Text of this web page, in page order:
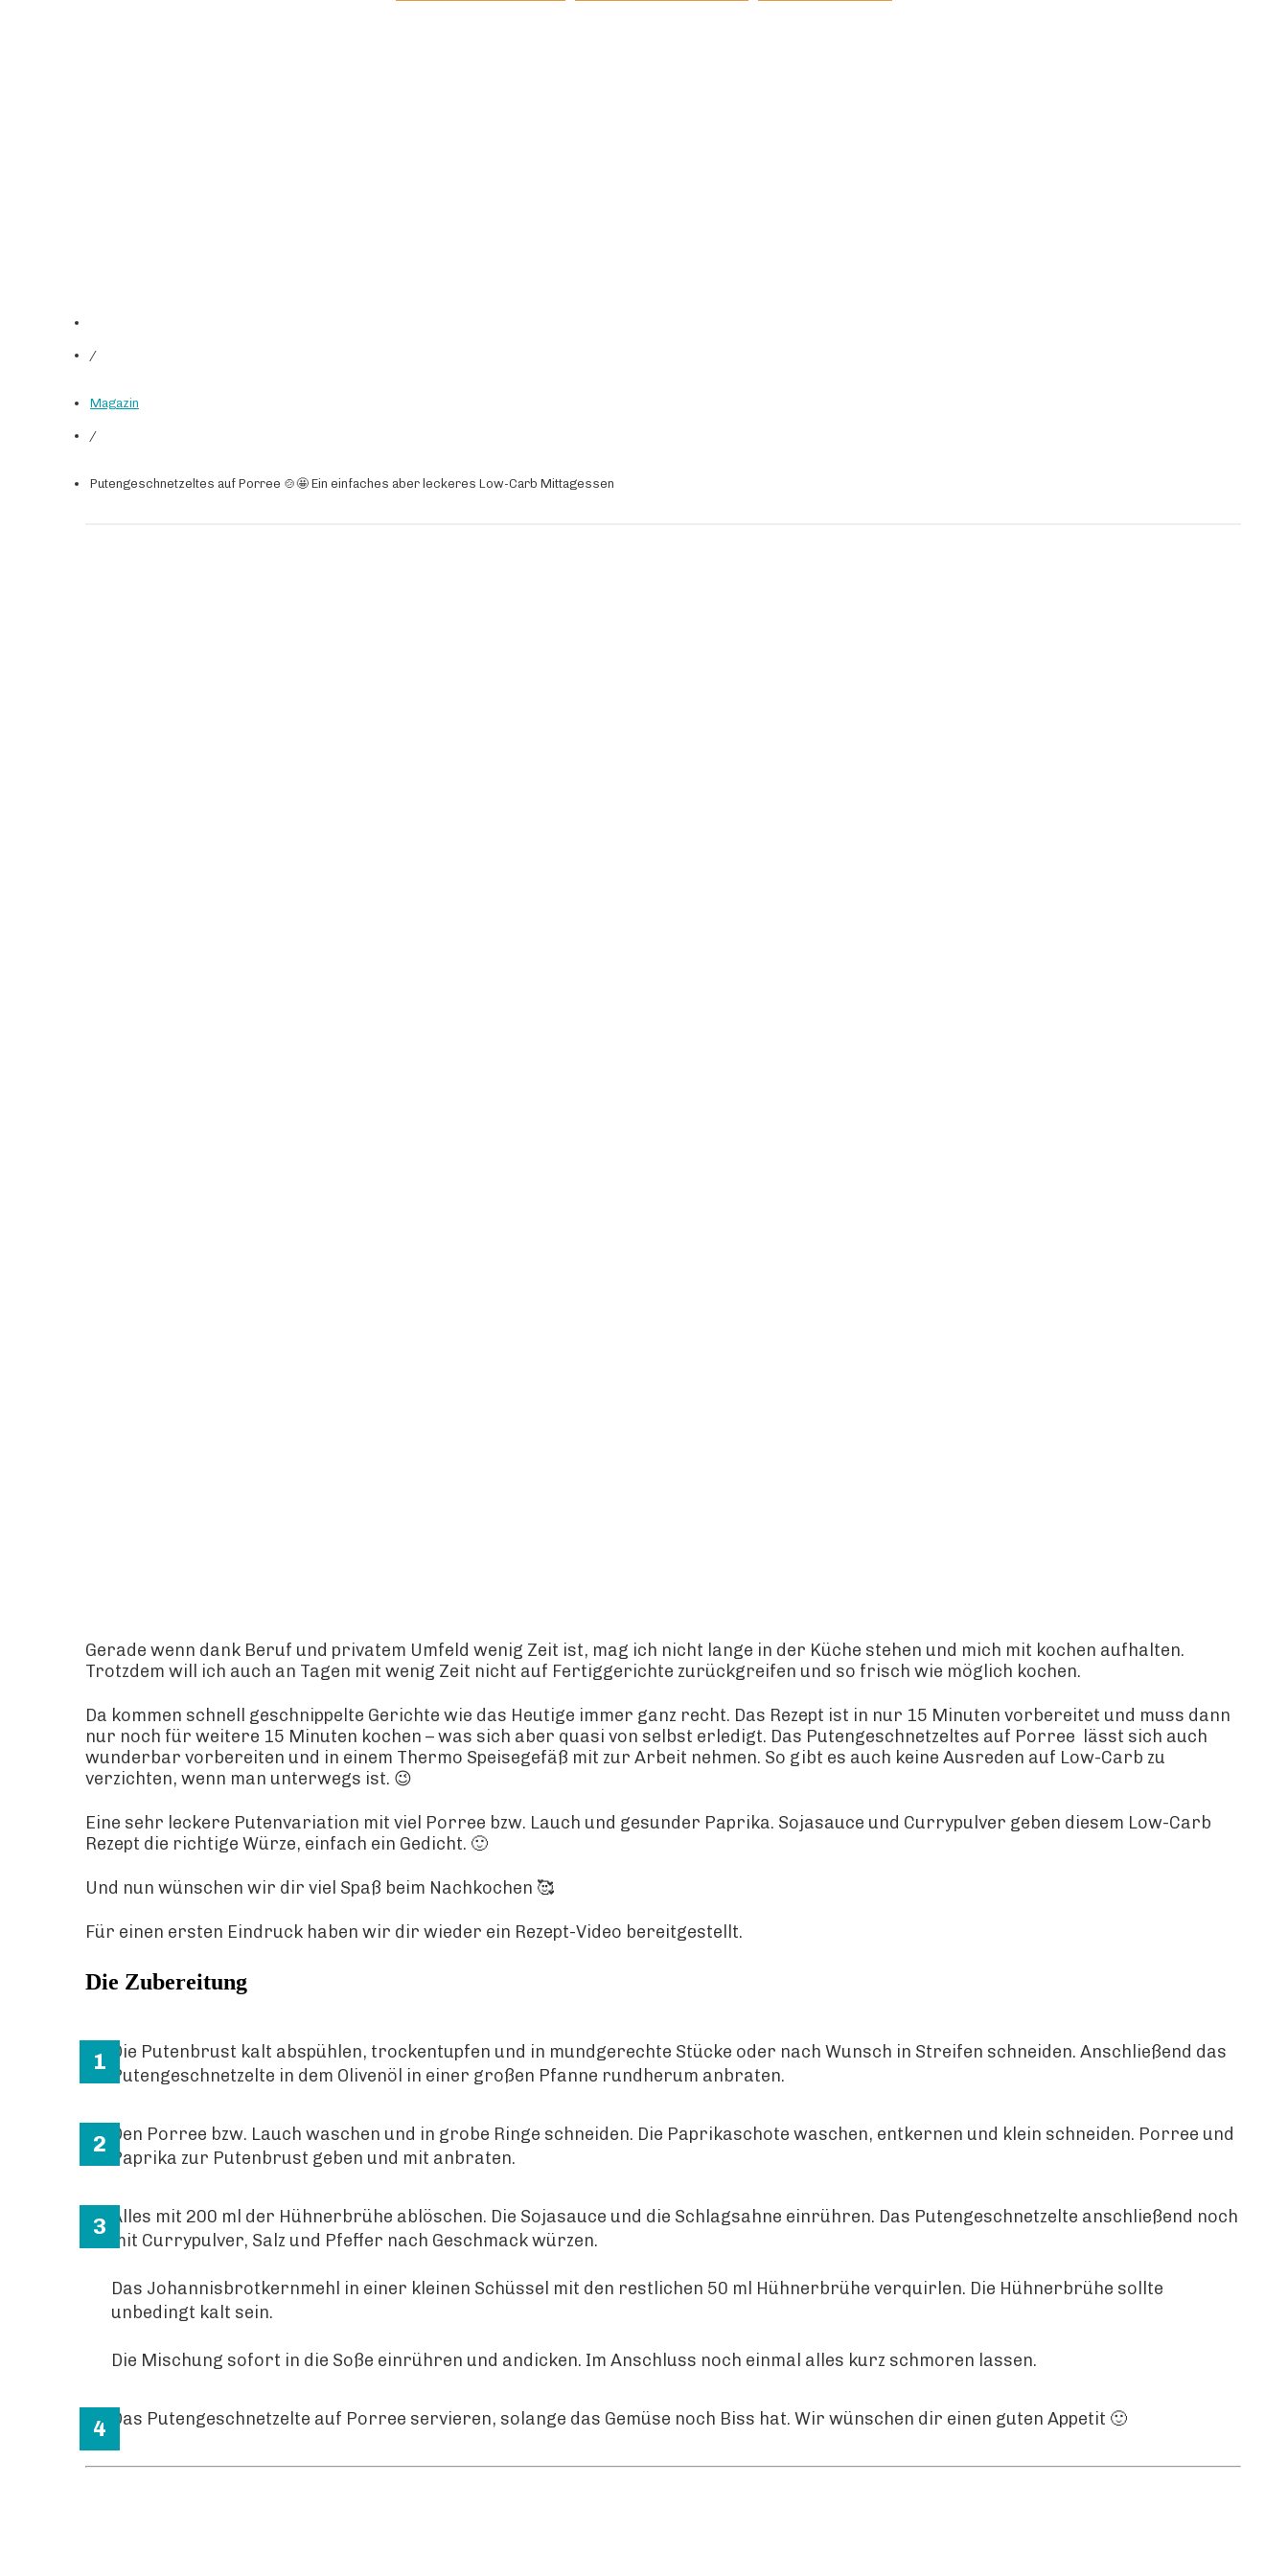
/
Magazin
/
Putengeschnetzeltes auf Porree 🍲🤩 Ein einfaches aber leckeres Low-Carb Mittagessen
Gerade wenn dank Beruf und privatem Umfeld wenig Zeit ist, mag ich nicht lange in der Küche stehen und mich mit kochen aufhalten.
Trotzdem will ich auch an Tagen mit wenig Zeit nicht auf Fertiggerichte zurückgreifen und so frisch wie möglich kochen.
Da kommen schnell geschnippelte Gerichte wie das Heutige immer ganz recht. Das Rezept ist in nur 15 Minuten vorbereitet und muss dann
nur noch für weitere 15 Minuten kochen – was sich aber quasi von selbst erledigt. Das Putengeschnetzeltes auf Porree lässt sich auch
wunderbar vorbereiten und in einem Thermo Speisegefäß mit zur Arbeit nehmen. So gibt es auch keine Ausreden auf Low-Carb zu
verzichten, wenn man unterwegs ist. 😉
Eine sehr leckere Putenvariation mit viel Porree bzw. Lauch und gesunder Paprika. Sojasauce und Currypulver geben diesem Low-Carb
Rezept die richtige Würze, einfach ein Gedicht. 🙂
Und nun wünschen wir dir viel Spaß beim Nachkochen 🥰
Für einen ersten Eindruck haben wir dir wieder ein Rezept-Video bereitgestellt.
Die Zubereitung
Die Putenbrust kalt abspühlen, trockentupfen und in mundgerechte Stücke oder nach Wunsch in Streifen schneiden. Anschließend das
Putengeschnetzelte in dem Olivenöl in einer großen Pfanne rundherum anbraten.
Den Porree bzw. Lauch waschen und in grobe Ringe schneiden. Die Paprikaschote waschen, entkernen und klein schneiden. Porree und
Paprika zur Putenbrust geben und mit anbraten.
Alles mit 200 ml der Hühnerbrühe ablöschen. Die Sojasauce und die Schlagsahne einrühren. Das Putengeschnetzelte anschließend noch
mit Currypulver, Salz und Pfeffer nach Geschmack würzen.
Das Johannisbrotkernmehl in einer kleinen Schüssel mit den restlichen 50 ml Hühnerbrühe verquirlen. Die Hühnerbrühe sollte
unbedingt kalt sein.
Die Mischung sofort in die Soße einrühren und andicken. Im Anschluss noch einmal alles kurz schmoren lassen.
Das Putengeschnetzelte auf Porree servieren, solange das Gemüse noch Biss hat. Wir wünschen dir einen guten Appetit 🙂